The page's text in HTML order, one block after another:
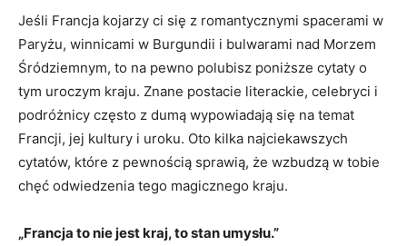
Jeśli⁣ Francja kojarzy ci się z romantycznymi spacerami w
Paryżu, winnicami w⁣ Burgundii i bulwarami nad Morzem
Śródziemnym, to na pewno polubisz poniższe cytaty o
tym uroczym kraju. Znane postacie literackie, celebryci i
podróżnicy często z dumą wypowiadają się na temat
Francji, jej⁢ kultury i uroku. Oto kilka najciekawszych
cytatów, które z pewnością sprawią, że wzbudzą w tobie
chęć ​odwiedzenia tego magicznego kraju.
„Francja to nie⁢ jest‌ kraj, to‌ stan umysłu.”